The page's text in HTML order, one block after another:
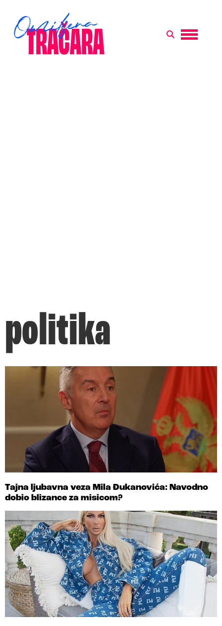
politika
Tajna ljubavna veza Mila Đukanovića: Navodno
dobio blizance za misicom?